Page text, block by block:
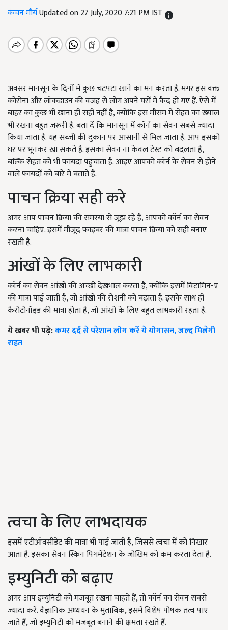
कंचन मौर्यUpdated on 27 July, 2020 7:21 PM IST
अक्सर मानसून के दिनों में कुछ चटपटा खाने का मन करता है. मगर इस वक्त
कोरोना और लॉकडाउन की वजह से लोग अपने घरों में कैद हो गए हैं. ऐसे में
बाहर का कुछ भी खाना ही सही नहीं है, क्योंकि इस मौसम में सेहत का ख्याल
भी रखना बहुत ज़रूरी है. बता दें कि मानसून में कॉर्न का सेवन सबसे ज्यादा
किया जाता है. यह सब्जी की दुकान पर आसानी से मिल जाता है. आप इसको
घर पर भूनकर खा सकते हैं. इसका सेवन ना केवल टेस्ट को बदलता है,
बल्कि सेहत को भी फायदा पहुंचाता है. आइए आपको कॉर्न के सेवन से होने
वाले फायदों को बारे में बताते हैं.
पाचन क्रिया सही करे
अगर आप पाचन क्रिया की समस्या से जूझ रहे हैं, आपको कॉर्न का सेवन
करना चाहिए. इसमें मौजूद फाइबर की मात्रा पाचन क्रिया को सही बनाए
रखती है.
आंखों के लिए लाभकारी
कॉर्न का सेवन आंखों की अच्छी देखभाल करता है, क्योंकि इसमें विटामिन-ए
की मात्रा पाई जाती है, जो आंखों की रोशनी को बढ़ाता है. इसके साथ ही
कैरोटोनॉइड की मात्रा होता है, जो आंखों के लिए बहुत लाभकारी रहता है.
ये खबर भी पढ़े:कमर दर्द से परेशान लोग करें ये योगासन, जल्द मिलेगी
राहत
त्वचा के लिए लाभदायक
इसमें एंटीऑक्सीडेंट की मात्रा भी पाई जाती है, जिससे त्वचा में को निखार
आता है. इसका सेवन स्किन पिगमेंटेशन के जोखिम को कम करता देता है.
इम्युनिटी को बढ़ाए
अगर आप इम्युनिटी को मजबूत रखना चाहते हैं, तो कॉर्न का सेवन सबसे
ज्यादा करें. वैज्ञानिक अध्ययन के मुताबिक, इसमें विशेष पोषक तत्व पाए
जाते हैं, जो इम्युनिटी को मजबूत बनाने की क्षमता रखते हैं.